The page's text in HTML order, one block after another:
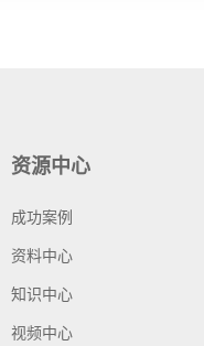
资源中心
成功案例
资料中心
知识中心
视频中心